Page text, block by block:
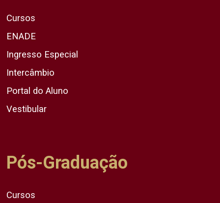
Cursos
ENADE
Ingresso Especial
Intercâmbio
Portal do Aluno
Vestibular
Pós-Graduação
Cursos